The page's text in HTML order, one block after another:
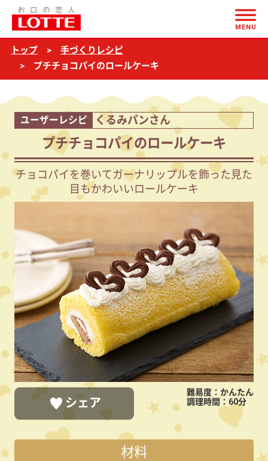
プ
チ
チ
ョ
コ
パ
イ
の
ロ
ー
ケ
ー
キ
MENU
トップ
手づくりレシピ
プチチョコパイのロールケーキ
ユーザーレシピ くるみパンさん
プチチョコパイのロールケーキ
チョコパイを巻いてガーナリップルを飾った見た
目もかわいいロールケーキ
シェア
難易度：かんたん
調理時間：60分
材料